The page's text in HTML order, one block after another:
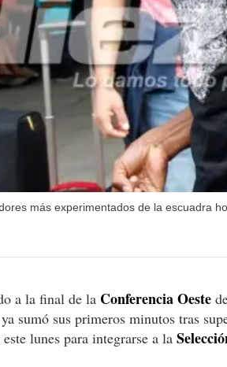
más experimentados de la escuadra
a la final de la Conferencia Oeste
sumó sus primeros minutos tras
lunes para integrarse a la